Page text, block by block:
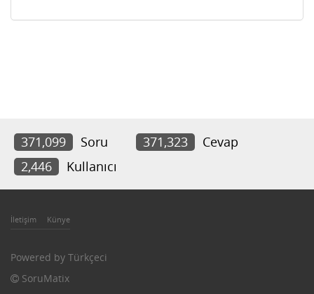
371,099 Soru 371,323
Cevap
2,446
Kullanıcı
İletişim Künye
Powered by Türkçeci
SoruMatix